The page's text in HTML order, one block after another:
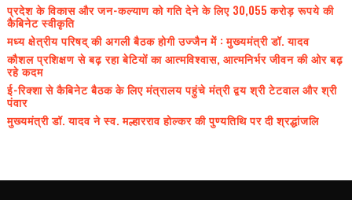
प्रदेश के विकास और जन-कल्याण को गति देने के लिए 30,055 करोड़ रूपये की
कैबिनेट स्वीकृति
मध्य क्षेत्रीय परिषद् की अगली बैठक होगी उज्जैन में : मुख्यमंत्री डॉ. यादव
कौशल प्रशिक्षण से बढ़ रहा बेटियों का आत्मविश्वास, आत्मनिर्भर जीवन की ओर बढ़
रहे कदम
ई-रिक्शा से कैबिनेट बैठक के लिए मंत्रालय पहुंचे मंत्री द्वय श्री टेटवाल और श्री
पंवार
मुख्यमंत्री डॉ. यादव ने स्व. मल्हारराव होल्कर की पुण्यतिथि पर दी श्रद्धांजलि